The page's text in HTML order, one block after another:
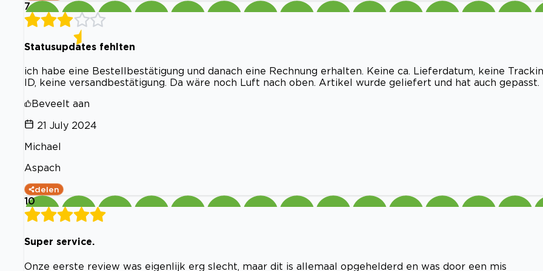
7
Statusupdates fehlten
ich habe eine Bestellbestätigung und danach eine Rechnung erhalten. Keine ca. Lieferdatum, keine
ID, keine versandbestätigung. Da wäre noch Luft nach oben. Artikel wurde geliefert und hat auch gepasst.
Beveelt aan
21 July 2024
Michael
Aspach
delen
10
Super service.
Onze eerste review was eigenlijk erg slecht, maar dit is allemaal opgehelderd en was door een mis